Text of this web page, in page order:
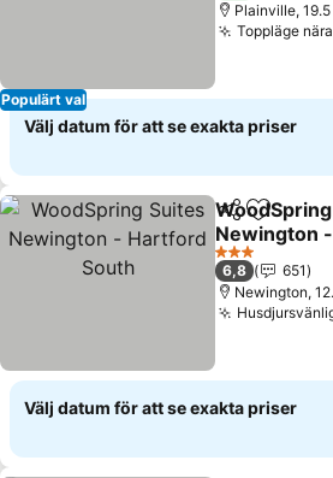
Populärt val
Plainville,
Toppläge
Välj datum för att se exakta priser
Dela Lägg till
Newington
South
3 Stjärnor
6,8
651
Newington,
Välj datum för att se exakta priser